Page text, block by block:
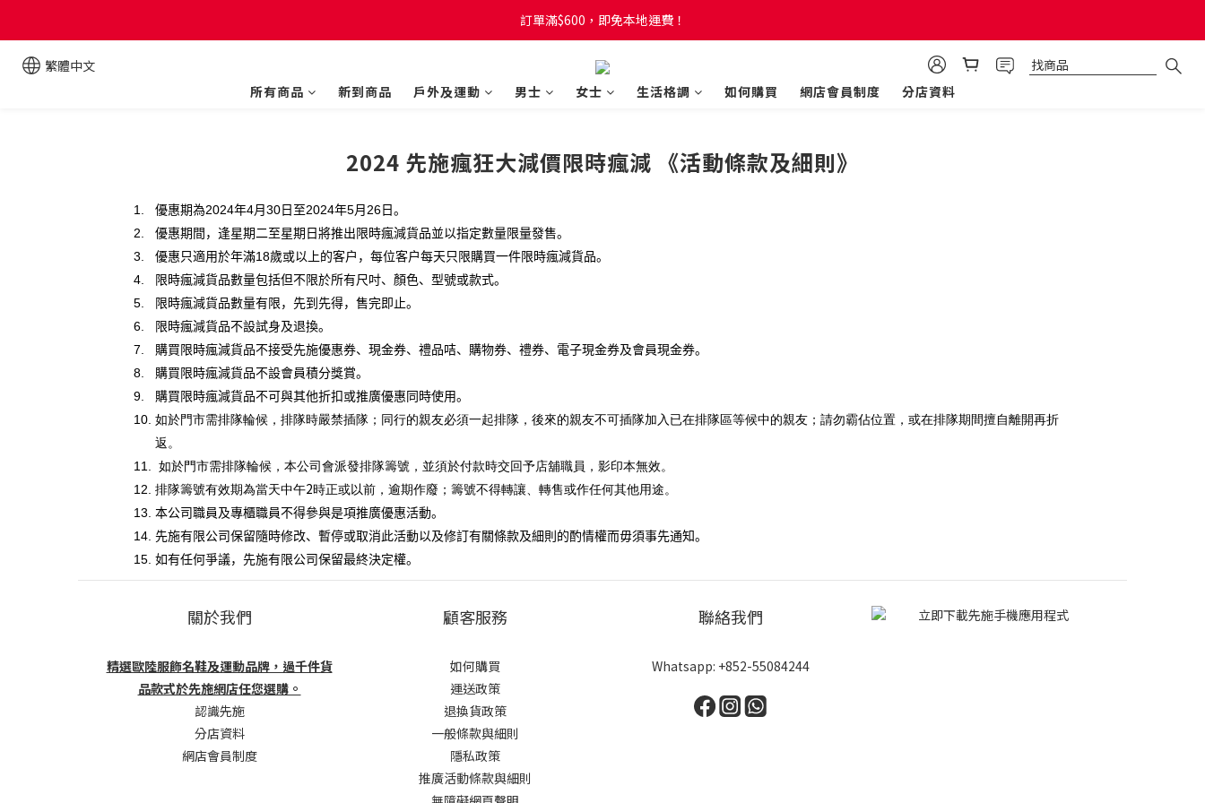
訂單滿$600，即免本地運費！
訂單滿$600，即免本地運費！
全新網店會員制度! 2%消費回贈! 買1蚊儲1分! 儲夠50分當1蚊!
訂單滿$600，即免本地運費！
繁體中文
所有商品
新到商品 戶外及運動 男士 女士 生活格調 如何購買 網店會員制度 分店資料
2024 先施瘋狂大減價限時瘋減 《活動條款及細則》
1. 優惠期為2024年4月30日至2024年5月 26日。
2.
優惠期間，逢星期二至星期日將推出限時瘋減貨品並以指定數量限量發售。
3.
優惠只適用於年滿18歲或以上的客户，每位客户每天只限購買一件限時瘋減貨品。
4.
限時瘋減貨品數量包括但不限於所有尺吋、顏色、型號或款式。
5.
限時瘋減貨品數量有限，先到先得，售完即止。
6.
限時瘋減貨品不設試身及退換。
7.
購買限時瘋減貨品不接受先施優惠券、現金券、禮品咭、購物券、禮券、電子現金券及會員現金券。
8.
購買限時瘋減貨品不設會員積分獎賞。
9.
購買限時瘋減貨品不可與其他折扣或推廣優惠同時使用。
10. 如於門市需排隊輪候，排隊時嚴禁插隊；同行的親友必須一起排隊，後來的親友不可插隊加入已在排隊區等候中的親友；請勿霸佔位置，或在排隊期間擅自離開再折
返。
11.
如於門市需排隊輪候，本公司會派發排隊籌號，並須於付款時交回予店舖職員，影印本無效。
12. 排隊籌號有效期為當天中午2時正或以前，逾期作廢；籌號不得轉讓、轉售或作任何其他用途。
13. 本公司職員及專櫃職員不得參與是項推廣優惠活動。
14. 先施有限公司保留隨時修改、暫停或取消此活動以及修訂有關條款及細則的酌情權而毋須事先通知。
15. 如有任何爭議，先施有限公司保留最終決定權。
關於我們
精選歐陸服飾名鞋及運動品牌，過千件貨
品款式於先施網店任您選購。
認識先施
分店資料
網店會員制度
顧客服務
如何購買
運送政策
退換貨政策
一般條款與細則
隱私政策
推廣活動條款與細則
聯絡我們
Whatsapp: +852-55084244